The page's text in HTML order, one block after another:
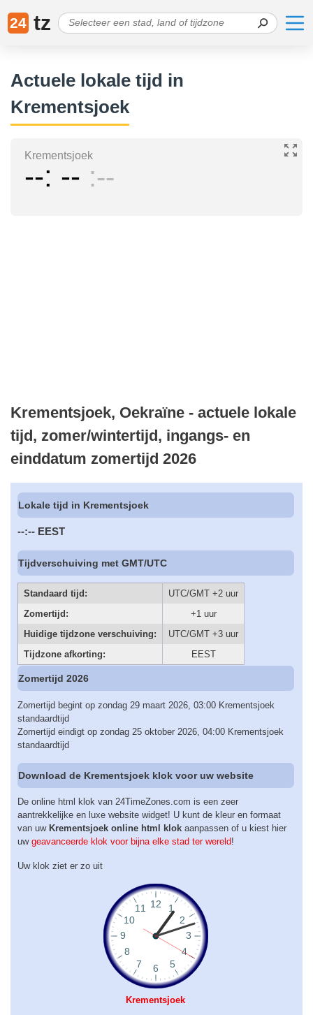
24 tz
Actuele lokale tijd in
Krementsjoek
Krementsjoek
-- -- --
Krementsjoek, Oekraïne - actuele lokale
tijd, zomer/wintertijd, ingangs- en
einddatum zomertijd 2026
Lokale tijd in Krementsjoek
--:-- EEST
Tijdverschuiving met GMT/UTC
Standaard tijd:
UTC/GMT +2 uur
Zomertijd:
+1 uur
Huidige tijdzone verschuiving:
UTC/GMT +3 uur
Tijdzone afkorting:
EEST
Zomertijd 2026
Zomertijd begint op zondag 29 maart 2026, 03:00 Krementsjoek
standaardtijd
Zomertijd eindigt op zondag 25 oktober 2026, 04:00 Krementsjoek
standaardtijd
Download de Krementsjoek klok voor uw website
De online html klok van 24TimeZones.com is een zeer
aantrekkelijke en luxe website widget! U kunt de kleur en formaat
van uw Krementsjoek online html klok aanpassen of u kiest hier
uw geavanceerde klok voor bijna elke stad ter wereld!
Uw klok ziet er zo uit
Krementsjoek